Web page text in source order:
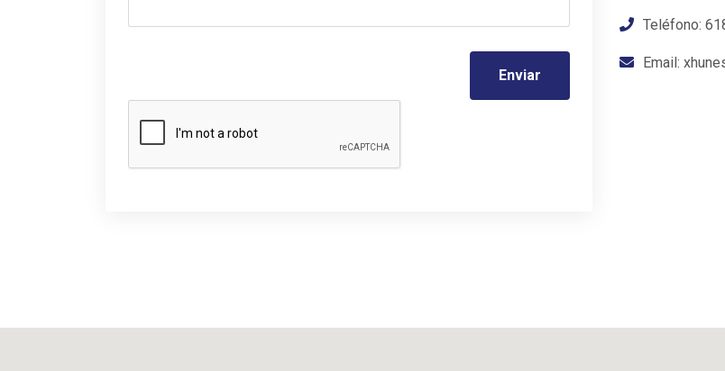
Teléfono:
Email:
Enviar